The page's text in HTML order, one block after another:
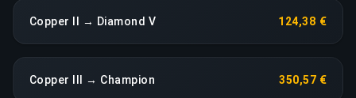
Copper II → Diamond V 124,38 €
Copper III → Champion 350,57 €